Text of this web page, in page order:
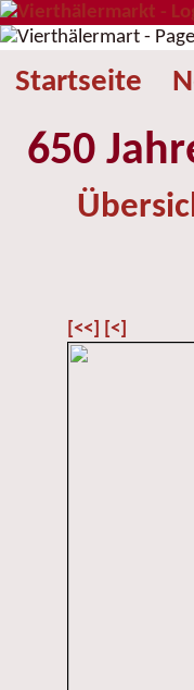
Startseite
650
[<<] [<]